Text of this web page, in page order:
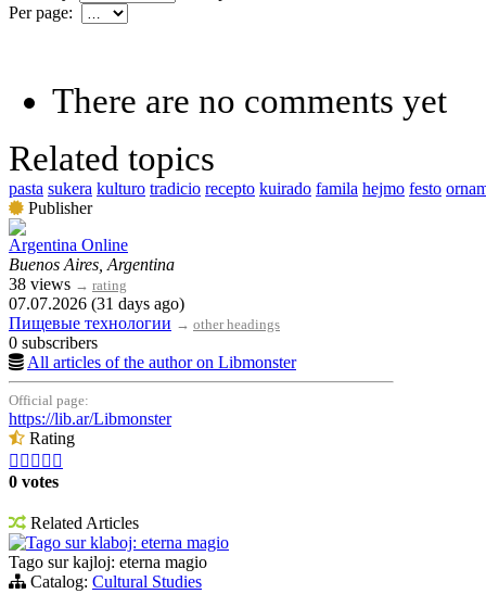
Per page:
There are no comments yet
Related topics
pasta sukera kulturo tradicio recepto kuirado famila hejmo festo
Publisher
Argentina Online
Buenos Aires, Argentina
38 views → rating
07.07.2026 (31 days ago)
Пищевые технологии → other headings
0 subscribers
All articles of the author on Libmonster
Official page:
https://lib.ar/Libmonster
Rating
    
0 votes
Related Articles
Tago sur klaboj: eterna magio
Tago sur kajloj: eterna magio
Catalog: Cultural Studies